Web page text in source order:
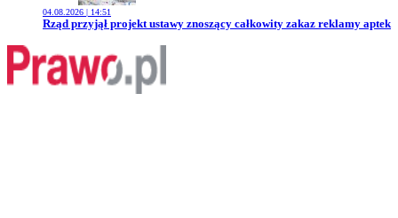
04.08.2026 | 14:51
Przejdź do artykułu:
Rząd przyjął projekt ustawy znoszący całkowity zakaz reklamy aptek